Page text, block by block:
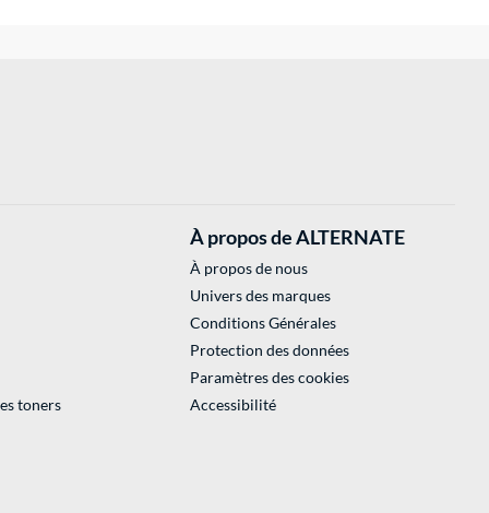
toners
À propos de ALTERNATE
À propos de nous
Univers des marques
Conditions Générales
Protection des données
Paramètres des cookies
Accessibilité